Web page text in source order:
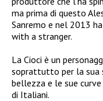
ma prima di questo
Sanremo e nel 2013
with a stranger.
La Cioci è un
soprattutto per la sua
bellezza e le sue
di Italiani.